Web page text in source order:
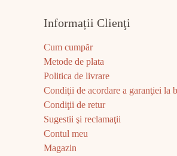
Informații Clienţi
Cum cumpăr
Metode de plata
Politica de livrare
Condiţii de acordare a garanţiei la
Condiţii de retur
Sugestii şi reclamaţii
Contul meu
Magazin